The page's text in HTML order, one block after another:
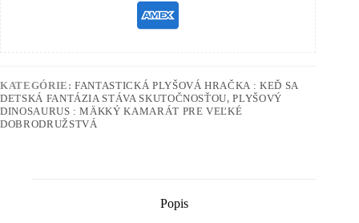
KATEGÓRIE:FANTASTICKÁ PLYŠOVÁ HRAČKA : KEĎ SA
DETSKÁ FANTÁZIA STÁVA SKUTOČNOSŤOU,PLYŠOVÝ
DINOSAURUS : MÄKKÝ KAMARÁT PRE VEĽKÉ
DOBRODRUŽSTVÁ
Popis